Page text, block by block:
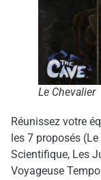
Le Chevalier
Réunissez votre
les 7 proposés
Scientifique, Les
Voyageuse